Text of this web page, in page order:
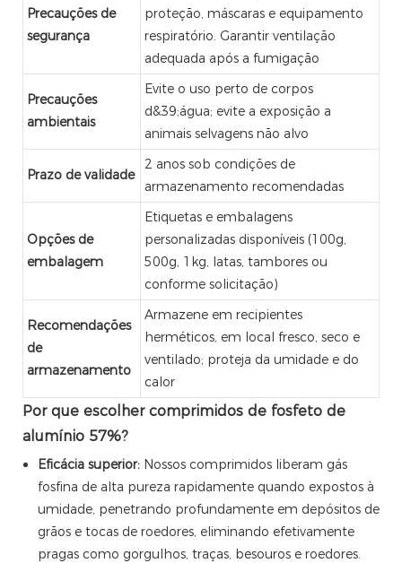
Precauções de
segurança
proteção, máscaras e equipamento
respiratório. Garantir ventilação
adequada após a fumigação
Precauções
ambientais
Evite o uso perto de corpos
d&39;água; evite a exposição a
animais selvagens não alvo
Prazo de validade
2 anos sob condições de
armazenamento recomendadas
Opções de
embalagem
Etiquetas e embalagens
personalizadas disponíveis (100g,
500g, 1kg, latas, tambores ou
conforme solicitação)
Recomendações
de
armazenamento
Armazene em recipientes
herméticos, em local fresco, seco e
ventilado; proteja da umidade e do
calor
Por que escolher comprimidos de fosfeto de
alumínio 57%?
Eficácia superior: Nossos comprimidos liberam gás
fosfina de alta pureza rapidamente quando expostos à
umidade, penetrando profundamente em depósitos de
grãos e tocas de roedores, eliminando efetivamente
pragas como gorgulhos, traças, besouros e roedores.